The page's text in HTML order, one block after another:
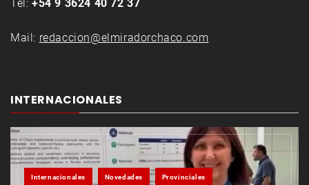
Tel: +54 9 3624 40 72 37
Mail: redaccion@elmiradorchaco.com
INTERNACIONALES
Internacionales Novedades Provinciales